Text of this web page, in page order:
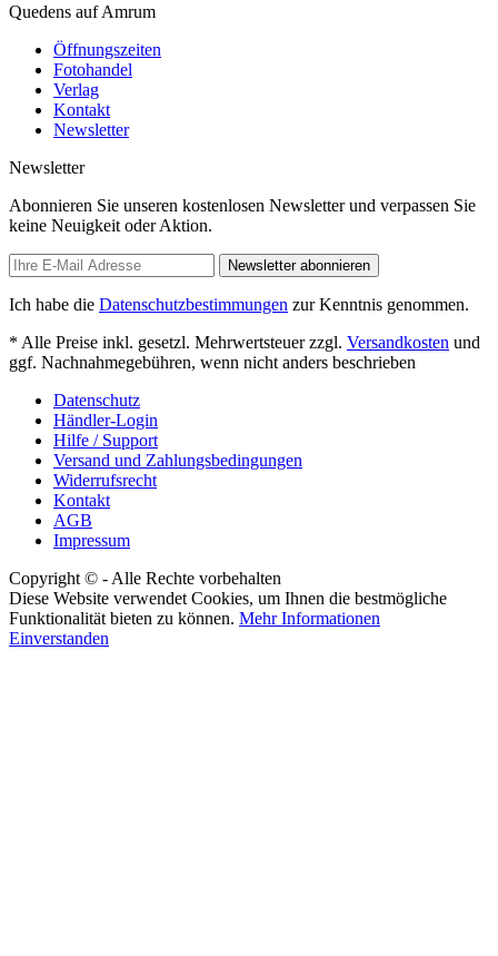
Quedens auf Amrum
Öffnungszeiten
Fotohandel
Verlag
Kontakt
Newsletter
Newsletter
Abonnieren Sie unseren kostenlosen Newsletter und verpassen Sie
keine Neuigkeit oder Aktion.
Newsletter abonnieren
Ich habe die Datenschutzbestimmungen zur Kenntnis genommen.
* Alle Preise inkl. gesetzl. Mehrwertsteuer zzgl. Versandkosten und
ggf. Nachnahmegebühren, wenn nicht anders beschrieben
Datenschutz
Händler-Login
Hilfe / Support
Versand und Zahlungsbedingungen
Widerrufsrecht
Kontakt
AGB
Impressum
Copyright © - Alle Rechte vorbehalten
Diese Website verwendet Cookies, um Ihnen die bestmögliche
Funktionalität bieten zu können. Mehr Informationen
Einverstanden